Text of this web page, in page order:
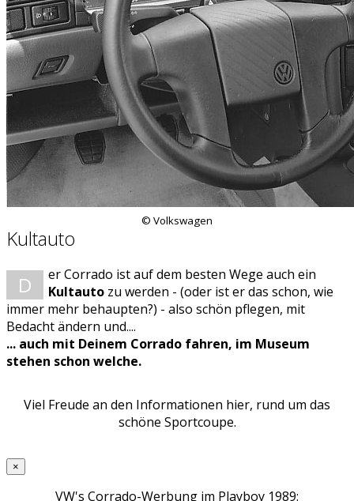
© Volkswagen
Kultauto
D
er Corrado ist auf dem besten Wege auch ein
Kultauto zu werden - (oder ist er das schon, wie
immer mehr behaupten?) - also schön pflegen, mit
Bedacht ändern und....
... auch mit Deinem Corrado fahren, im Museum
stehen schon welche.
Viel Freude an den Informationen hier, rund um das
schöne Sportcoupe.
×
VW's Corrado-Werbung im Playboy 1989: